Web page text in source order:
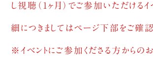
し視聴（1ヶ月）でご参加いただけるイ
細につきましてはページ下部をご確認
※イベントにご参加くださる方からの